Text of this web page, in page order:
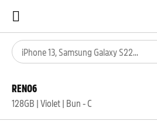
RENO6
128GB | Violet | Bun - C